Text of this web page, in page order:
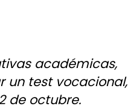
académicas,
un test vocacional,
de octubre.